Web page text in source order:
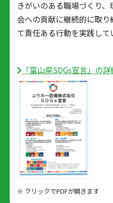
きがいのある職場づくり
会への貢献に継続的に取
て責任ある行動を実践して
「富山県SDGs宣言」の
※ クリックでPDFが開きます